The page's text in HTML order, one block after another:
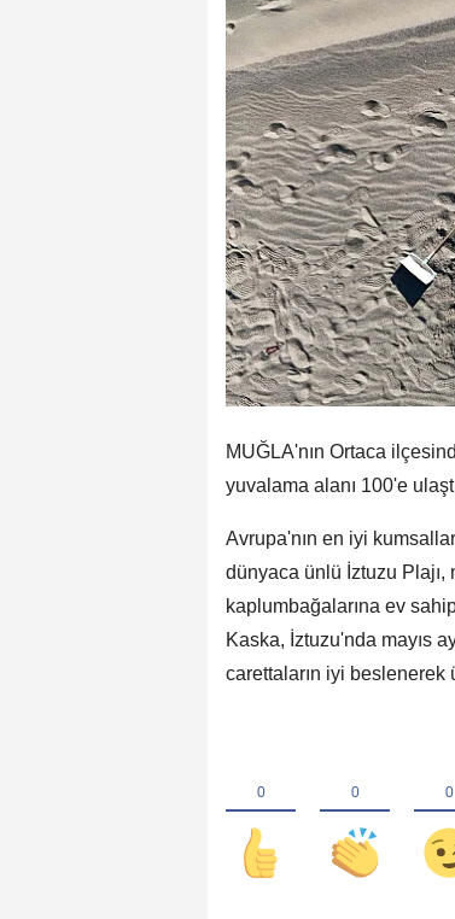
MUĞLA'nın Ortaca
yuvalama alanı 100'e
Avrupa'nın en iyi
dünyaca ünlü İztuzu
kaplumbağalarına ev
Kaska, İztuzu'nda mayıs
carettaların iyi beslenerek